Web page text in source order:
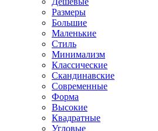
Размеры
Большие
Маленькие
Стиль
Минимализм
Классические
Скандинавские
Современные
Форма
Высокие
Квадратные
Угловые